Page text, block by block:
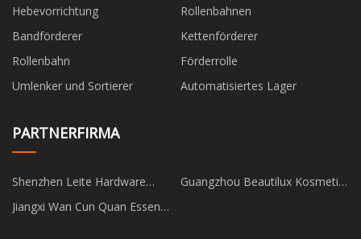
Hebevorrichtung
Rollenbahnen
Bandförderer
Kettenförderer
Rollenbahn
Förderrolle
Umlenker und Sortierer
Automatisiertes Lager
PARTNERFIRMA
Shenzhen Leite Hardware
Elektronik Co., Ltd.
Guangzhou Beautilux Kosmetik
Jiangxi Wan Cun Quan Essen